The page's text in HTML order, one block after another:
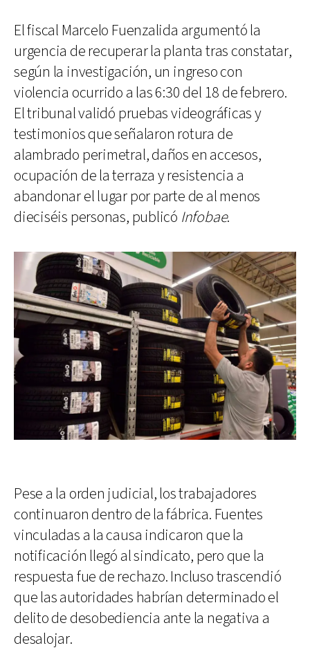
El fiscal Marcelo Fuenzalida argumentó la
urgencia de recuperar la planta tras constatar,
según la investigación, un ingreso con
violencia ocurrido a las 6:30 del 18 de febrero.
El tribunal validó pruebas videográficas y
testimonios que señalaron rotura de
alambrado perimetral, daños en accesos,
ocupación de la terraza y resistencia a
abandonar el lugar por parte de al menos
dieciséis personas, publicó Infobae.
Pese a la orden judicial, los trabajadores
continuaron dentro de la fábrica. Fuentes
vinculadas a la causa indicaron que la
notificación llegó al sindicato, pero que la
respuesta fue de rechazo. Incluso trascendió
que las autoridades habrían determinado el
delito de desobediencia ante la negativa a
desalojar.